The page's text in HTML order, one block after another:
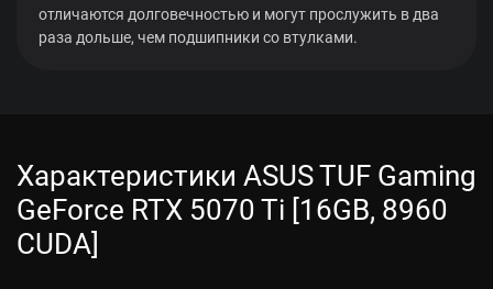
отличаются долговечностью и могут прослужить в два
раза дольше, чем подшипники со втулками.
Характеристики ASUS TUF Gaming
GeForce RTX 5070 Ti [16GB, 8960
CUDA]